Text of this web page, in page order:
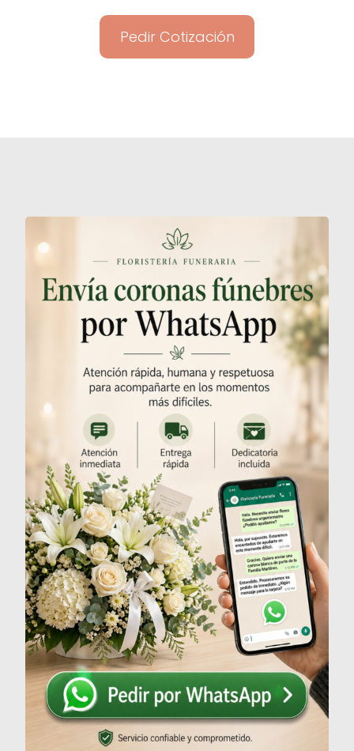
Pedir Cotización